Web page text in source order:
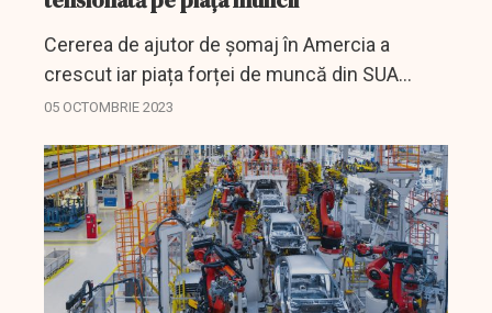
Cererea de ajutor de șomaj în Amercia a
crescut iar piața forței de muncă din SUA
rămâne în continuare problematică.
05 OCTOMBRIE 2023